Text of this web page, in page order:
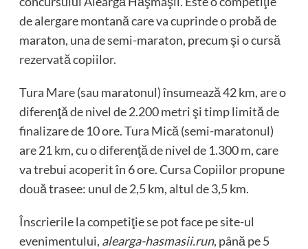
de alergare montană care va cuprinde o probă de
maraton, una de semi-maraton, precum şi o cursă
rezervată copiilor.
Tura Mare (sau maratonul) însumează 42 km, are o
diferenţă de nivel de 2.200 metri şi timp limită de
finalizare de 10 ore. Tura Mică (semi-maratonul)
are 21 km, cu o diferenţă de nivel de 1.300 m, care
va trebui acoperit în 6 ore. Cursa Copiilor propune
două trasee: unul de 2,5 km, altul de 3,5 km.
Înscrierile la competiţie se pot face pe site-ul
evenimentului, alearga-hasmasii.run, până pe 5